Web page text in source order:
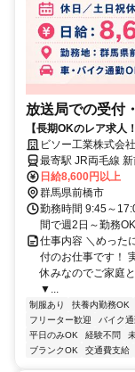
放送局での受付
【長期OKのレア求
く働けます◎土日祝休
ビソー工業株式会社
最寄駅 JR両毛線
日給8,600円以上
群馬県前橋市
勤務時間 9:45～
間で週2日～勤務OK
仕事内容 ＼めった
付のお仕事です！
休みなのでご家庭
▼...
制服あり 扶養内勤務OK
フリーター歓迎
バイク
平日のみOK
経験不問
ブランクOK
交通費支給